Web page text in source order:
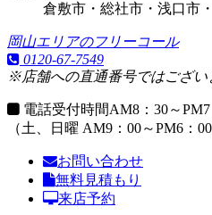
倉敷市・総社市・浅口市
岡山エリアのフリーコール
0120-67-7549
※店舗への直通番号ではござい
電話受付時間AM8：30～
（土、日曜 AM9：00～PM6：00
お問い合わせ
無料見積もり
来店予約